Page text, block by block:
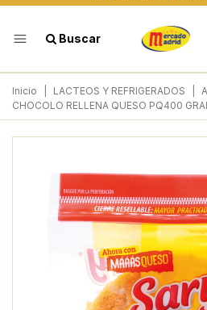
Buscar
Inicio LACTEOS Y REFRIGERADOS
CHOCOLO RELLENA QUESO PQ400